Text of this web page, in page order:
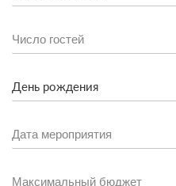
День рождения